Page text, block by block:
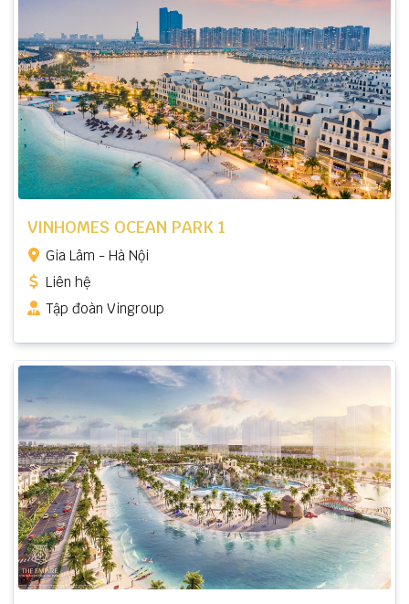
VINHOMES OCEAN PARK 1
Gia Lâm - Hà Nội
Liên hệ
Tập đoàn Vingroup